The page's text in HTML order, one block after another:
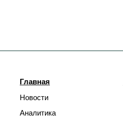
Главная
Новости
Аналитика